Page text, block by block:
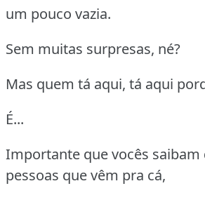
um pouco vazia.
Sem muitas surpresas, né?
Mas quem tá aqui, tá aqui
É...
Importante que vocês saibam
pessoas que vêm pra cá,